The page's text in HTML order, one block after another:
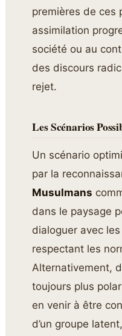
premières de ces
assimilation
société ou au
des discours
rejet.
Les Scénarios
Un scénario
par la
Musulmans
dans le paysage
dialoguer avec
respectant les
Alternativement,
toujours plus
en venir à être
d’un groupe